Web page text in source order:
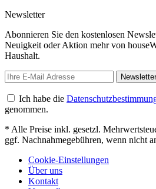
Newsletter
Abonnieren Sie den kostenlosen
Neuigkeit oder Aktion mehr von
Haushalt.
Ich habe die
genommen.
* Alle Preise inkl. gesetzl.
ggf. Nachnahmegebühren, wenn nicht
Cookie-Einstellungen
Über uns
Kontakt